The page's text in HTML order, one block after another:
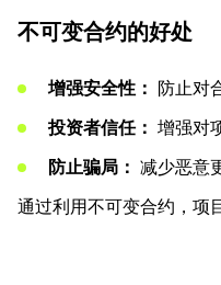
不可变合约的好处
增强安全性： 防止对
投资者信任： 增强对
防止骗局： 减少恶意
通过利用不可变合约，项